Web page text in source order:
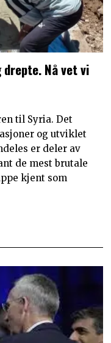
Nå vet vi
til Syria. Det
og utviklet
er deler av
de mest brutale
kjent som